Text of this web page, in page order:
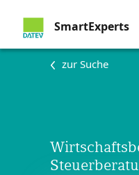
SmartExperts
zur Suche